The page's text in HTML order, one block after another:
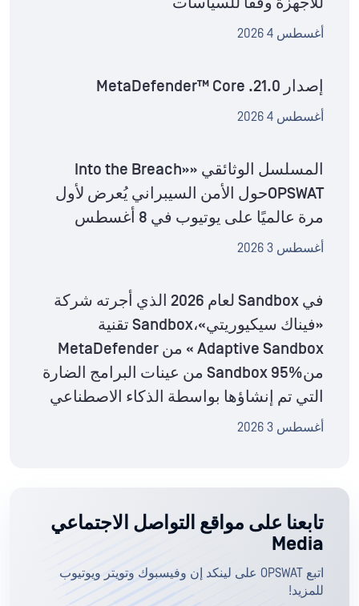
أغسطس 4 2026
إصدار MetaDefender™ Core .21.0
أغسطس 4 2026
المسلسل الوثائقي «Into the Breach»
OPSWATحول الأمن السيبراني يُعرض لأول
مرة عالميًا على يوتيوب في 8 أغسطس
أغسطس 3 2026
في Sandbox لعام 2026 الذي أجرته شركة
«فيناك سيكيوريتي»،Sandbox تقنية
Adaptive Sandbox » من MetaDefender
منSandbox 95% من عينات البرامج الضارة
التي تم إنشاؤها بواسطة الذكاء الاصطناعي
أغسطس 3 2026
تابعنا على مواقع التواصل الاجتماعي
Media
اتبع OPSWAT على لينكد إن وفيسبوك وتويتر ويوتيوب
للمزيد!